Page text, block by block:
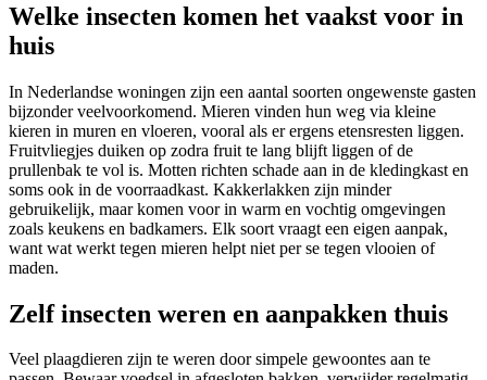
Welke insecten komen het vaakst voor in
huis
In Nederlandse woningen zijn een aantal soorten ongewenste gasten
bijzonder veelvoorkomend. Mieren vinden hun weg via kleine
kieren in muren en vloeren, vooral als er ergens etensresten liggen.
Fruitvliegjes duiken op zodra fruit te lang blijft liggen of de
prullenbak te vol is. Motten richten schade aan in de kledingkast en
soms ook in de voorraadkast. Kakkerlakken zijn minder
gebruikelijk, maar komen voor in warm en vochtig omgevingen
zoals keukens en badkamers. Elk soort vraagt een eigen aanpak,
want wat werkt tegen mieren helpt niet per se tegen vlooien of
maden.
Zelf insecten weren en aanpakken thuis
Veel plaagdieren zijn te weren door simpele gewoontes aan te